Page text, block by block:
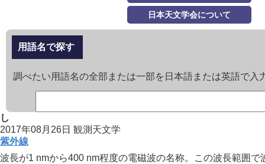
日本天文学会について
用語名で探す
調べたい用語名の全部または一部を日本語または英語で入
し
2017年08月26日 観測天文学
紫外線
波長が1 nmから400 nm程度の電磁波の名称。この波長範囲